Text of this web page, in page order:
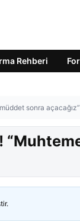
Rehberi
sonra açacağız”